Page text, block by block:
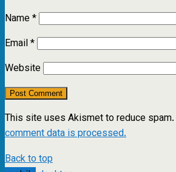
Name*
Email*
Website
This site uses Akismet to reduce spam.
comment data is processed.
Back to top